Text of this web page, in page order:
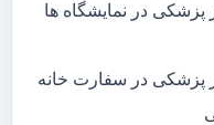
پزشکی در نمایشگاه ها
پزشکی در سفارت خانه